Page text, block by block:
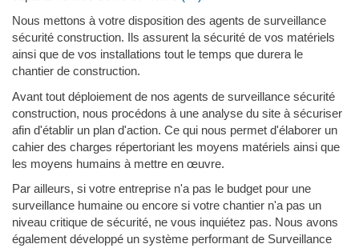
Nous mettons à votre disposition des agents de surveillance
sécurité construction. Ils assurent la sécurité de vos matériels
ainsi que de vos installations tout le temps que durera le
chantier de construction.
Avant tout déploiement de nos agents de surveillance sécurité
construction, nous procédons à une analyse du site à sécuriser
afin d'établir un plan d'action. Ce qui nous permet d'élaborer un
cahier des charges répertoriant les moyens matériels ainsi que
les moyens humains à mettre en œuvre.
Par ailleurs, si votre entreprise n'a pas le budget pour une
surveillance humaine ou encore si votre chantier n'a pas un
niveau critique de sécurité, ne vous inquiétez pas. Nous avons
également développé un système performant de Surveillance